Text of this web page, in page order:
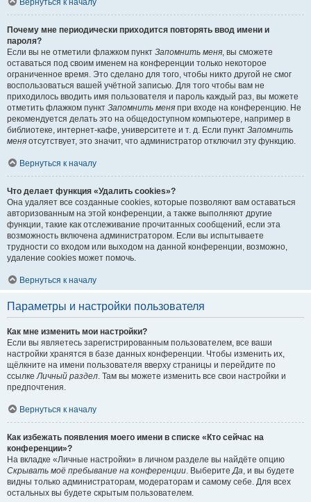
Вернуться к началу
Почему мне периодически приходится повторять ввод имени и
пароля?
Если вы не отметили флажком пункт Запомнить меня, вы сможете
оставаться под своим именем на конференции только некоторое
ограниченное время. Это сделано для того, чтобы никто другой не смог
воспользоваться вашей учётной записью. Для того чтобы вам не
приходилось вводить имя пользователя и пароль каждый раз, вы можете
отметить флажком пункт Запомнить меня при входе на конференцию. Не
рекомендуется делать это на общедоступном компьютере, например в
библиотеке, интернет-кафе, университете и т. д. Если пункт Запомнить
меня отсутствует, это значит, что администратор отключил эту функцию.
Вернуться к началу
Что делает функция «Удалить cookies»?
Она удаляет все созданные cookies, которые позволяют вам оставаться
авторизованным на этой конференции, а также выполняют другие
функции, такие как отслеживание прочитанных сообщений, если эта
возможность включена администратором. Если вы испытываете
трудности со входом или выходом на данной конференции, возможно,
удаление cookies может помочь.
Вернуться к началу
Параметры и настройки пользователя
Как мне изменить мои настройки?
Если вы являетесь зарегистрированным пользователем, все ваши
настройки хранятся в базе данных конференции. Чтобы изменить их,
щёлкните на имени пользователя вверху страницы и перейдите по
ссылкеЛичный раздел. Там вы можете изменить все свои настройки и
предпочтения.
Вернуться к началу
Как избежать появления моего имени в списке «Кто сейчас на
конференции»?
На вкладке «Личные настройки» в личном разделе вы найдёте опцию
Скрывать моё пребывание на конференции. ВыберитеДа, и вы будете
видны только администраторам, модераторам и самому себе. Для всех
остальных вы будете скрытым пользователем.